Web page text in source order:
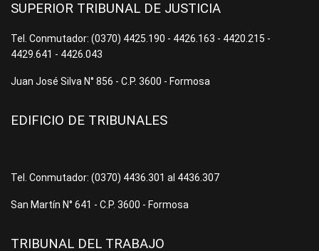
SUPERIOR TRIBUNAL DE JUSTICIA
Tel. Conmutador: (0370) 4425.190 - 4426.163 - 4420.215 -
4429.641 - 4426.043
Juan José Silva N° 856 - C.P. 3600 - Formosa
EDIFICIO DE TRIBUNALES
Tel. Conmutador: (0370) 4436.301 al 4436.307
San Martín N° 641 - C.P. 3600 - Formosa
TRIBUNAL DEL TRABAJO